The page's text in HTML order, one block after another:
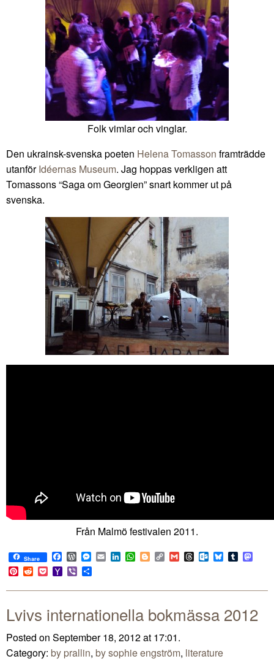
Folk vimlar och vinglar.
Den ukrainsk-svenska poeten Helena Tomasson framträdde
utanförIdéernas Museum. Jag hoppas verkligen att
Tomassons “Saga om Georgien” snart kommer ut på
svenska.
Från Malmö festivalen 2011.
Share Facebook
WordPress
Messenger
EmailLinkedIn
WhatsApp
BloggerCopy
Link
GmailThreadsOutlook.com
BlueskyTumblr
Pinterest
RedditPocketYahoo
Mail
Viber
Lvivs internationella bokmässa 2012
Posted on September 18, 2012 at 17:01.
Category: by prallin, by sophie engström, literature